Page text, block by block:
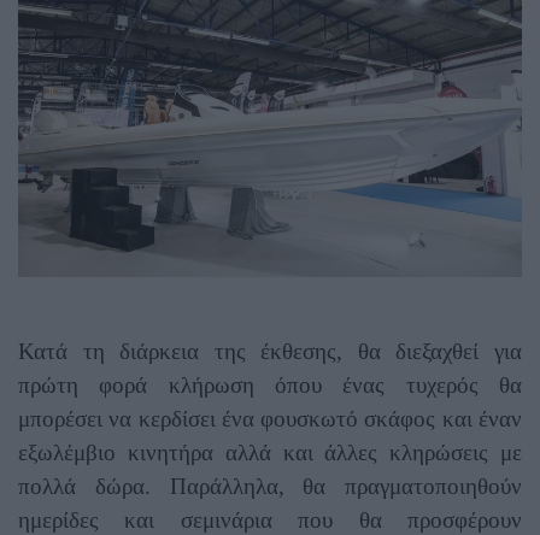
Κατά τη διάρκεια της έκθεσης, θα διεξαχθεί για
πρώτη φορά κλήρωση όπου ένας τυχερός θα
μπορέσει να κερδίσει ένα φουσκωτό σκάφος και έναν
εξωλέμβιο κινητήρα αλλά και άλλες κληρώσεις με
πολλά δώρα. Παράλληλα, θα πραγματοποιηθούν
ημερίδες και σεμινάρια που θα προσφέρουν